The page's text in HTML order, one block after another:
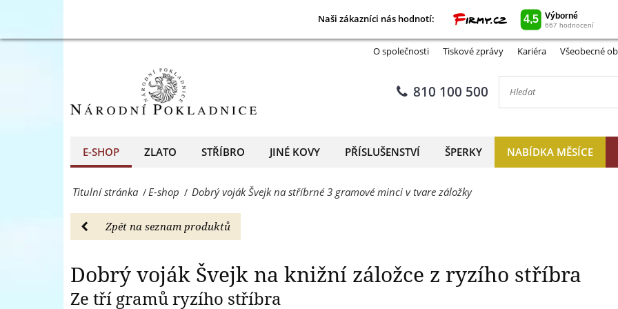
Naši zákazníci nás hodnotí:
záložce
z
ryzího
stříbra
-
E-
shop
O společnosti Tiskové zprávy Kariéra Všeobecné
810 100 500
E-SHOP ZLATO STŘÍBRO JINÉ KOVY PŘÍSLUŠENSTVÍ ŠPERKY NABÍDKA MĚSÍCE
Titulní stránka /E-shop / Dobrý voják Švejk na stříbrné 3 gramové minci v tvare záložky
Zpět na seznam produktů
Dobrý voják Švejk na knižní záložce z ryzího stříbra
Ze tří gramů ryzího stříbra
Dobrý voják Švejk na knižní záložce z
Naši zákazníci nás hodnotí:
ryzího
E-
-
Národní
Pokladnice
evropský